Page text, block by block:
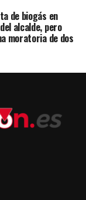
de biogás en
alcalde, pero
moratoria de dos